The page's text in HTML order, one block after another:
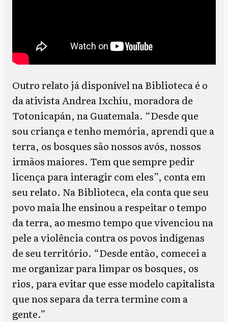
Outro relato já disponível na Biblioteca é o
da ativista Andrea Ixchíu, moradora de
Totonicapán, na Guatemala. “Desde que
sou criança e tenho memória, aprendi que a
terra, os bosques são nossos avós, nossos
irmãos maiores. Tem que sempre pedir
licença para interagir com eles”, conta em
seu relato. Na Biblioteca, ela conta que seu
povo maia lhe ensinou a respeitar o tempo
da terra, ao mesmo tempo que vivenciou na
pele a violência contra os povos indígenas
de seu território. “Desde então, comecei a
me organizar para limpar os bosques, os
rios, para evitar que esse modelo capitalista
que nos separa da terra termine com a
gente.”